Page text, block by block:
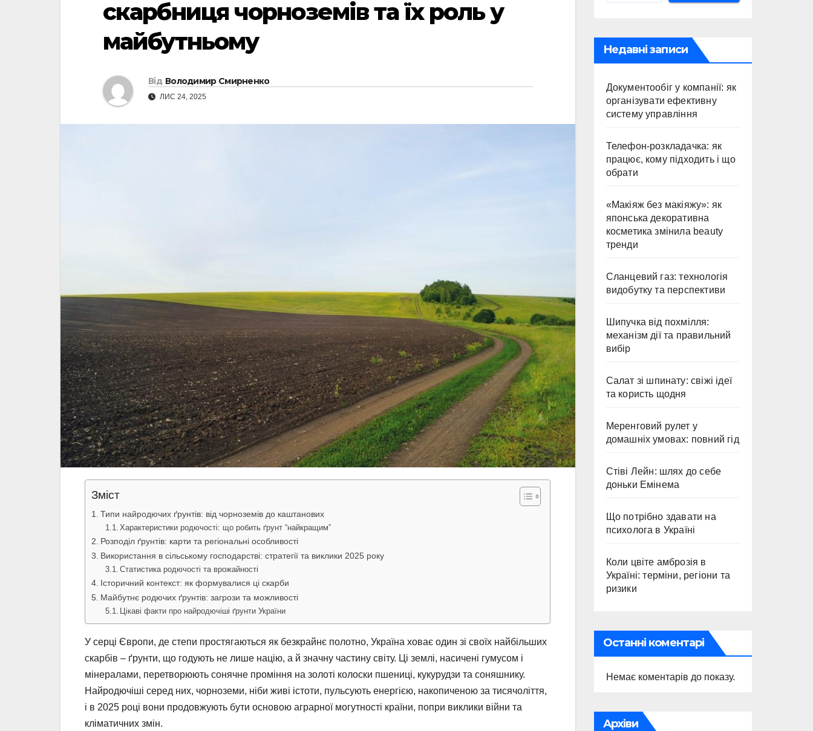
скарбниця чорноземів та їх роль у
майбутньому
Від Володимир Смирненко
ЛИС 24, 2025
Зміст
Типи найродючих ґрунтів: від чорноземів до каштанових
Характеристики родючості: що робить ґрунт “найкращим”
Розподіл ґрунтів: карти та регіональні особливості
Використання в сільському господарстві: стратегії та виклики 2025 року
Статистика родючості та врожайності
Історичний контекст: як формувалися ці скарби
Майбутнє родючих ґрунтів: загрози та можливості
Цікаві факти про найродючіші ґрунти України
У серці Європи, де степи простягаються як безкрайнє полотно, Україна ховає один зі своїх найбільших
скарбів – ґрунти, що годують не лише націю, а й значну частину світу. Ці землі, насичені гумусом і
мінералами, перетворюють сонячне проміння на золоті колоски пшениці, кукурудзи та соняшнику.
Найродючіші серед них, чорноземи, ніби живі істоти, пульсують енергією, накопиченою за тисячоліття,
і в 2025 році вони продовжують бути основою аграрної могутності країни, попри виклики війни та
кліматичних змін.
Недавні записи
Документообіг у компанії: як
організувати ефективну
систему управління
Телефон-розкладачка: як
працює, кому підходить і що
обрати
«Макіяж без макіяжу»: як
японська декоративна
косметика змінила beauty
тренди
Сланцевий газ: технологія
видобутку та перспективи
Шипучка від похмілля:
механізм дії та правильний
вибір
Салат зі шпинату: свіжі ідеї
та користь щодня
Меренговий рулет у
домашніх умовах: повний гід
Стіві Лейн: шлях до себе
доньки Емінема
Що потрібно здавати на
психолога в Україні
Коли цвіте амброзія в
Україні: терміни, регіони та
ризики
Останні коментарі
Немає коментарів до показу.
Архіви